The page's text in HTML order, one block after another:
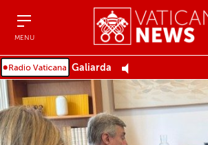
MENU
Galiarda